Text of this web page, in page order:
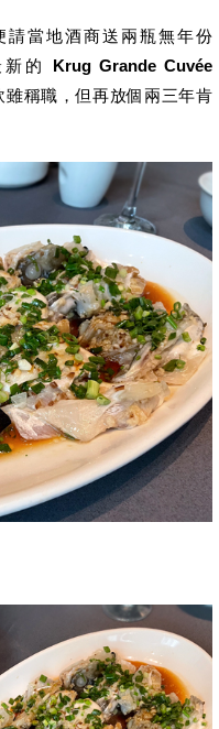
請當地酒商送兩瓶無年份
新的 Krug Grande Cuvée
稱職，但再放個兩三年肯